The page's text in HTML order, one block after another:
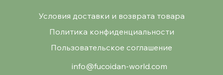
Условия доставки и возврата товара
Политика конфиденциальности
Пользовательское соглашение
info@fucoidan-world.com